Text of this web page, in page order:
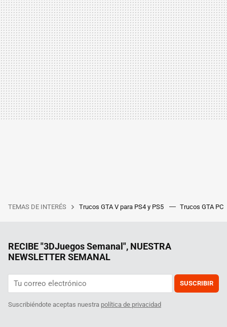
TEMAS DE INTERÉS Trucos GTA V para PS4 y PS5 Trucos GTA PC
RECIBE "3DJuegos Semanal", NUESTRA
NEWSLETTER SEMANAL
SUSCRIBIR
Suscribiéndote aceptas nuestra política de privacidad